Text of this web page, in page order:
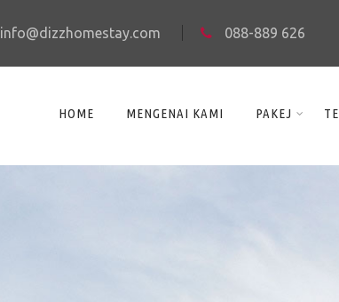
info@dizzhomestay.com 088-889 626
HOME MENGENAI KAMI PAKEJ